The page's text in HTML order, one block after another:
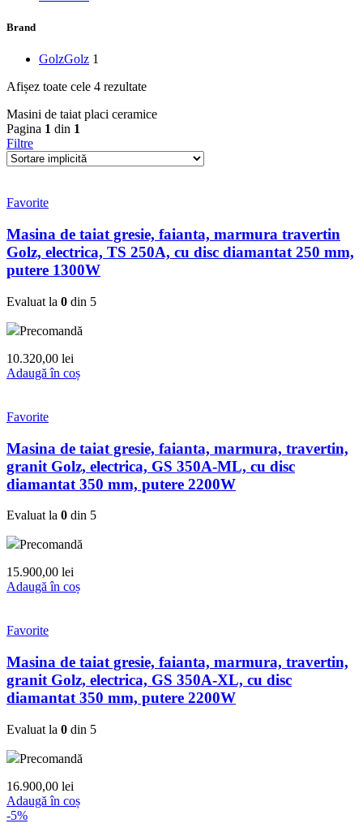
Brand
GolzGolz 1
Afișez toate cele 4 rezultate
Masini de taiat placi ceramice
Pagina 1 din 1
Filtre
Favorite
Masina de taiat gresie, faianta, marmura travertin
Golz, electrica, TS 250A, cu disc diamantat 250 mm,
putere 1300W
Evaluat la 0 din 5
Precomandă
10.320,00 lei
Adaugă în coș
Favorite
Masina de taiat gresie, faianta, marmura, travertin,
granit Golz, electrica, GS 350A-ML, cu disc
diamantat 350 mm, putere 2200W
Evaluat la 0 din 5
Precomandă
15.900,00 lei
Adaugă în coș
Favorite
Masina de taiat gresie, faianta, marmura, travertin,
granit Golz, electrica, GS 350A-XL, cu disc
diamantat 350 mm, putere 2200W
Evaluat la 0 din 5
Precomandă
16.900,00 lei
Adaugă în coș
-5%